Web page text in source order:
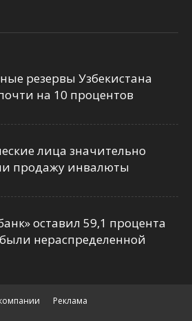
резервы Узбекистана
на 10 процентов
лица значительно
продажу инвалюты
оставил 59,1 процента
нераспределенной
Реклама